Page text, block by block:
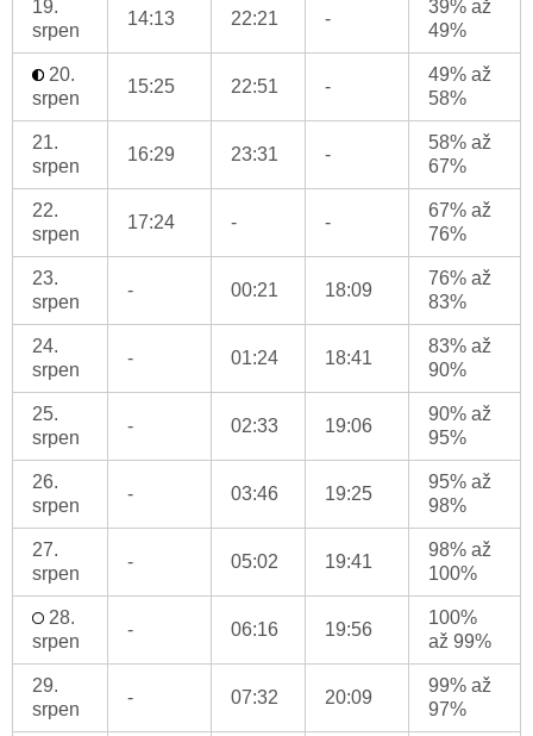
19.
srpen
14:13 22:21 -
39% až
49%
20.
srpen
15:25 22:51 -
49% až
58%
21.
srpen
16:29 23:31 -
58% až
67%
22.
srpen
17:24 - -
67% až
76%
23.
srpen
- 00:21 18:09
76% až
83%
24.
srpen
- 01:24 18:41
83% až
90%
25.
srpen
- 02:33 19:06
90% až
95%
26.
srpen
- 03:46 19:25
95% až
98%
27.
srpen
- 05:02 19:41
98% až
100%
28.
srpen
- 06:16 19:56
100%
až 99%
29.
srpen
- 07:32 20:09
99% až
97%